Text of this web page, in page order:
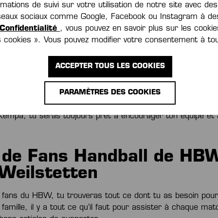
dans la boutique
Kempa
tu trouveras les derniers articles de supporter de
de l’équipe nationale islandaise, de FRISCH AUF!
dont ton équipe a besoin, que ce soit à domicile ou
tu seras toujours prêt à encourager ton équipe et
Fans Handball de
fans du HBW, tu trouveras tout ce dont tu as besoin
il y a tout ce qu’il faut pour assister à chaque
de suivi sur votre utilisation de notre site avec
sociaux comme Google, Facebook ou Instagram à
, vous pouvez en savoir plus sur les
cookies ». Vous pouvez modifier votre consentement à
PARAMÈTRES DES COOKIES
ACCEPTER TOUS LES COOKIES